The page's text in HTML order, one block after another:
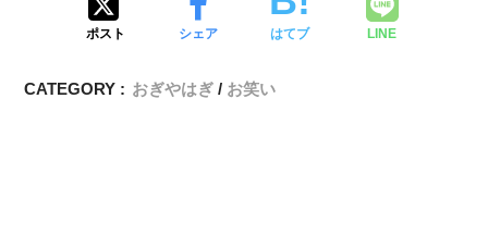
ポスト シェア はてブ LINE
CATEGORY : おぎやはぎ お笑い